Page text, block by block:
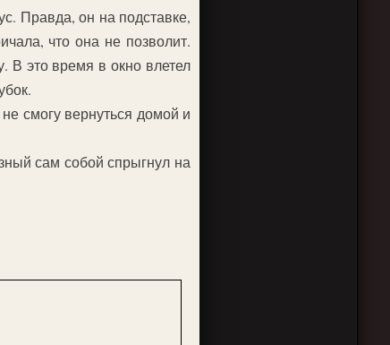
Правда, он на подставке,
что она не позволит.
В это время в окно влетел
смогу вернуться домой и
сам собой спрыгнул на